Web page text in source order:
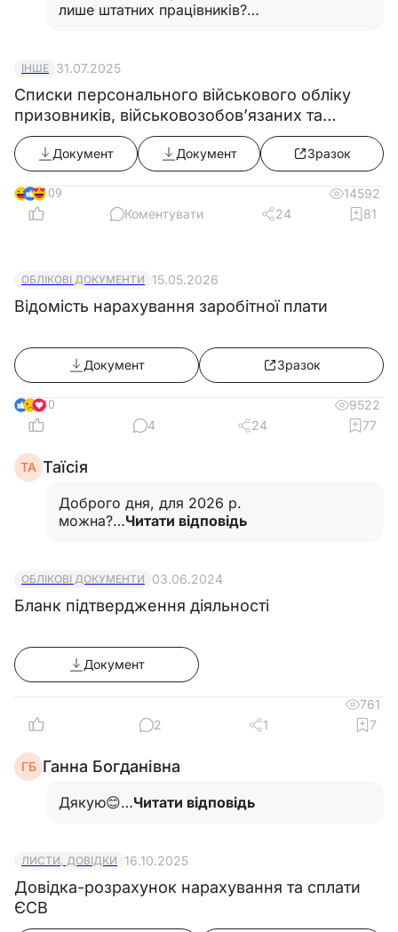
лише штатних працівників?
ІНШЕ 31.07.2025
Списки персонального військового обліку
призовників, військовозобов’язаних та
резервістів ((додаток 5) в редакції̈ постанови
КМУ від 30.07.2025 №916))
Документ Документ Зразок
109
14592
Коментувати
24 81
ОБЛІКОВІ ДОКУМЕНТИ 15.05.2026
Відомість нарахування заробітної плати
Документ Зразок
40
9522
4
24 77
ТА Таїсія
Доброго дня, для 2026 р.
можна?…Читати відповідь
ОБЛІКОВІ ДОКУМЕНТИ 03.06.2024
Бланк підтвердження діяльності
Документ
761
2
1 7
ГБ Ганна Богданівна
Дякую😊…Читати відповідь
ЛИСТИ, ДОВІДКИ 16.10.2025
Довідка-розрахунок нарахування та сплати
ЄСВ